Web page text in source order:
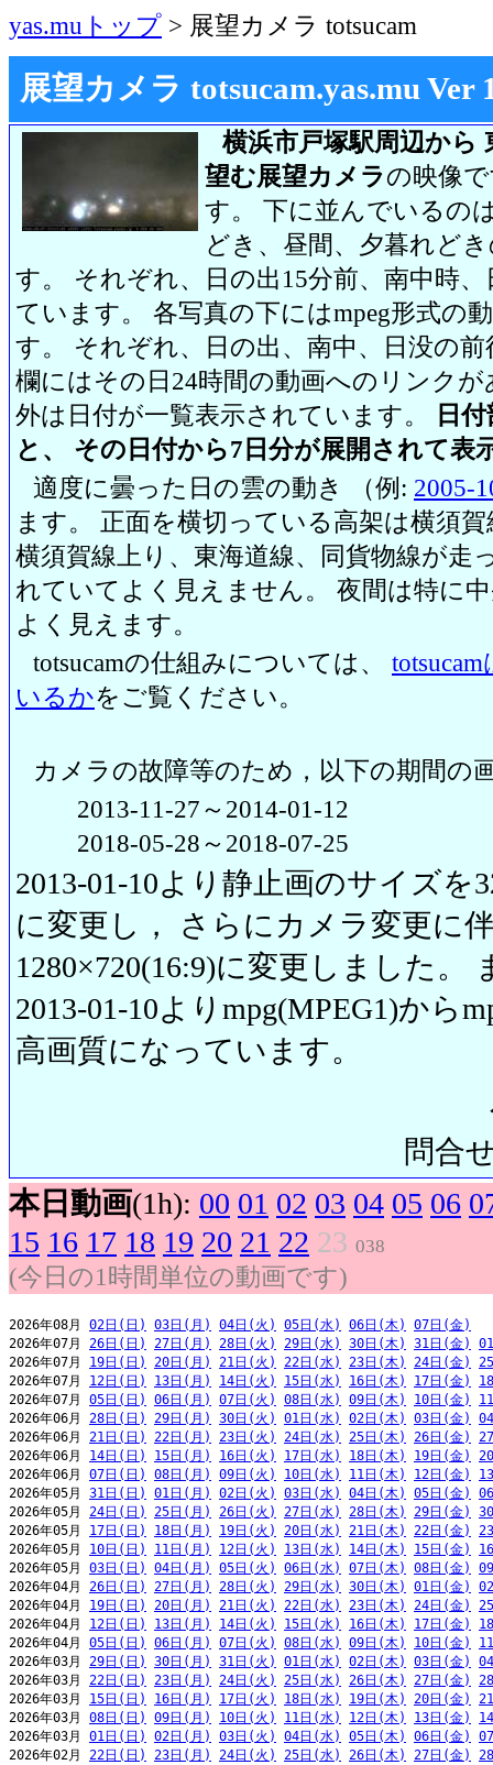
yas.muトップ > 展望カメラ totsucam
展望カメラ totsucam.yas.mu Ver
横浜市戸塚駅周辺から
望む展望カメラの映像
す。 下に並んでいるの
どき、昼間、夕暮れど
す。 それぞれ、日の出15分前、南中時
ています。 各写真の下にはmpeg形式の
す。 それぞれ、日の出、南中、日没の
欄にはその日24時間の動画へのリンク
外は日付が一覧表示されています。
日
と、 その日付から7日分が展開されて表
適度に曇った日の雲の動き （例: 2005-
ます。 正面を横切っている高架は横須
横須賀線上り、東海道線、同貨物線が走
れていてよく見えません。 夜間は特に
よく見えます。
totsucamの仕組みについては、
いるかをご覧ください。
カメラの故障等のため，以下の期間の
2013-11-27～2014-01-12
2018-05-28～2018-07-25
2013-01-10より静止画のサイズを
に変更し， さらにカメラ変更に
1280×720(16:9)に変更しました。
2013-01-10よりmpg(MPEG1)から
高画質になっています。
問合
本日動画(1h): 00 01 02 03 04 05 06
15 16 17 18 19 20 21 22 23 038
(今日の1時間単位の動画です)
2026年08月 02日(日) 03日(月) 04日(火) 05日(水) 06日(木)
07日(金)
2026年07月 26日(日) 27日(月) 28日(火) 29日(水) 30日(木) 31日(金)
2026年07月 19日(日) 20日(月) 21日(火) 22日(水) 23日(木) 24日(金)
2026年07月 12日(日) 13日(月) 14日(火) 15日(水) 16日(木) 17日(金)
2026年07月 05日(日) 06日(月) 07日(火) 08日(水) 09日(木) 10日(金)
2026年06月 28日(日) 29日(月) 30日(火) 01日(水) 02日(木) 03日(金)
2026年06月 21日(日) 22日(月) 23日(火) 24日(水) 25日(木) 26日(金)
2026年06月 14日(日) 15日(月) 16日(火) 17日(水) 18日(木) 19日(金)
2026年06月 07日(日) 08日(月) 09日(火) 10日(水) 11日(木) 12日(金)
2026年05月 31日(日) 01日(月) 02日(火) 03日(水) 04日(木) 05日(金)
2026年05月 24日(日) 25日(月) 26日(火) 27日(水) 28日(木) 29日(金)
2026年05月 17日(日) 18日(月) 19日(火) 20日(水) 21日(木) 22日(金)
2026年05月 10日(日) 11日(月) 12日(火) 13日(水) 14日(木) 15日(金)
2026年05月 03日(日) 04日(月) 05日(火) 06日(水) 07日(木) 08日(金)
2026年04月 26日(日) 27日(月) 28日(火) 29日(水) 30日(木) 01日(金)
2026年04月 19日(日) 20日(月) 21日(火) 22日(水) 23日(木) 24日(金)
2026年04月 12日(日) 13日(月) 14日(火) 15日(水) 16日(木) 17日(金)
2026年04月 05日(日) 06日(月) 07日(火) 08日(水) 09日(木) 10日(金)
2026年03月 29日(日) 30日(月) 31日(火) 01日(水) 02日(木) 03日(金)
2026年03月 22日(日) 23日(月) 24日(火) 25日(水) 26日(木) 27日(金)
2026年03月 15日(日) 16日(月) 17日(火) 18日(水) 19日(木) 20日(金)
2026年03月 08日(日) 09日(月) 10日(火) 11日(水) 12日(木) 13日(金)
2026年03月 01日(日) 02日(月) 03日(火) 04日(水) 05日(木) 06日(金)
2026年02月 22日(日) 23日(月) 24日(火) 25日(水) 26日(木) 27日(金)